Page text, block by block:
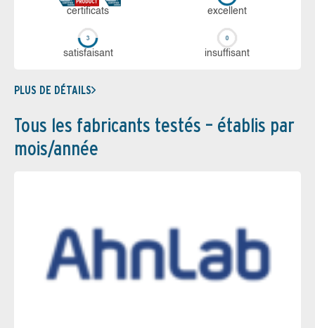
certi­ficats ex­cellent
sa­tis­fai­sant in­suf­fi­sant
PLUS DE DÉTAILS
Tous les fabricants testés – établis par
mois/année